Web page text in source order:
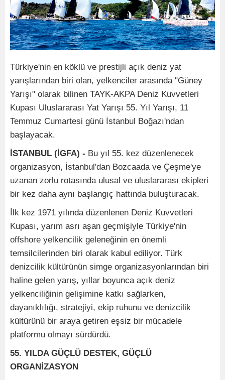
Türkiye'nin en köklü ve prestijli açık deniz yat
yarışlarından biri olan, yelkenciler arasında "Güney
Yarışı" olarak bilinen TAYK-AKPA Deniz Kuvvetleri
Kupası Uluslararası Yat Yarışı 55. Yıl Yarışı, 11
Temmuz Cumartesi günü İstanbul Boğazı'ndan
başlayacak.
İSTANBUL (İGFA) - Bu yıl 55. kez düzenlenecek
organizasyon, İstanbul'dan Bozcaada ve Çeşme'ye
uzanan zorlu rotasında ulusal ve uluslararası ekipleri
bir kez daha aynı başlangıç hattında buluşturacak.
İlk kez 1971 yılında düzenlenen Deniz Kuvvetleri
Kupası, yarım asrı aşan geçmişiyle Türkiye'nin
offshore yelkencilik geleneğinin en önemli
temsilcilerinden biri olarak kabul ediliyor. Türk
denizcilik kültürünün simge organizasyonlarından biri
haline gelen yarış, yıllar boyunca açık deniz
yelkenciliğinin gelişimine katkı sağlarken,
dayanıklılığı, stratejiyi, ekip ruhunu ve denizcilik
kültürünü bir araya getiren eşsiz bir mücadele
platformu olmayı sürdürdü.
55. YILDA GÜÇLÜ DESTEK, GÜÇLÜ
ORGANİZASYON